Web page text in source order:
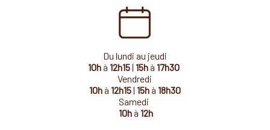
Du lundi au jeudi
10hà 12h15| 15hà 17h30
Vendredi
10hà 12h15| 15hà 18h30
Samedi
10hà 12h